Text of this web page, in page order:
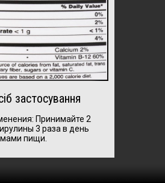
застосування
Принимайте 2
3 раза в день
пищи.